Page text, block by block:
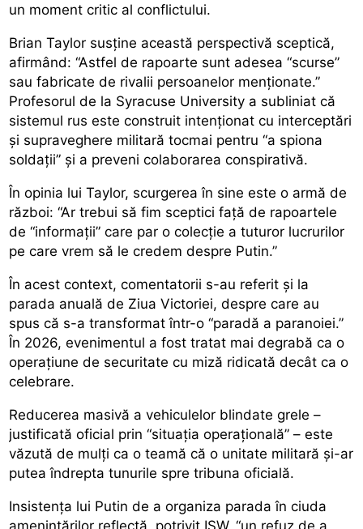
un moment critic al conflictului.
Brian Taylor susține această perspectivă sceptică,
afirmând: “Astfel de rapoarte sunt adesea “scurse”
sau fabricate de rivalii persoanelor menționate.”
Profesorul de la Syracuse University a subliniat că
sistemul rus este construit intenționat cu interceptări
și supraveghere militară tocmai pentru “a spiona
soldații” și a preveni colaborarea conspirativă.
În opinia lui Taylor, scurgerea în sine este o armă de
război: “Ar trebui să fim sceptici față de rapoartele
de “informații” care par o colecție a tuturor lucrurilor
pe care vrem să le credem despre Putin.”
În acest context, comentatorii s-au referit și la
parada anuală de Ziua Victoriei, despre care au
spus că s-a transformat într-o “paradă a paranoiei.”
În 2026, evenimentul a fost tratat mai degrabă ca o
operațiune de securitate cu miză ridicată decât ca o
celebrare.
Reducerea masivă a vehiculelor blindate grele –
justificată oficial prin “situația operațională” – este
văzută de mulți ca o teamă că o unitate militară și-ar
putea îndrepta tunurile spre tribuna oficială.
Insistența lui Putin de a organiza parada în ciuda
amenințărilor reflectă, potrivit ISW, “un refuz de a